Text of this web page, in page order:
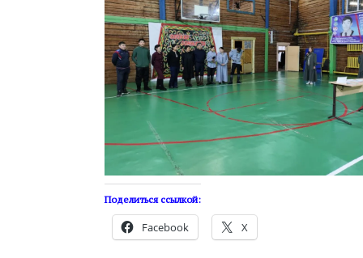
Поделиться ссылкой:
Facebook X